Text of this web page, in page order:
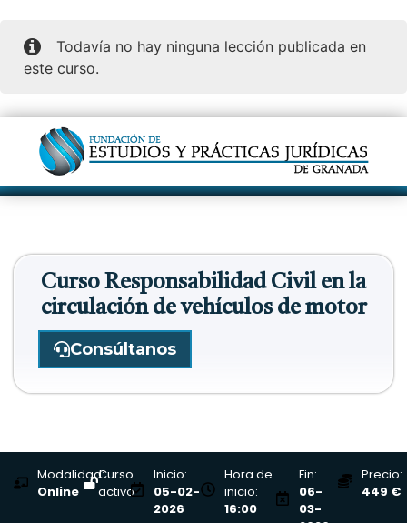
Todavía no hay ninguna lección publicada en
este curso.
Curso Responsabilidad Civil en la
circulación de vehículos de motor
Consúltanos
Modalidad:
Online
Curso
activo
Inicio:
05-02-
2026
Hora de
inicio:
16:00
Fin:
06-
03-
Precio:
449 €